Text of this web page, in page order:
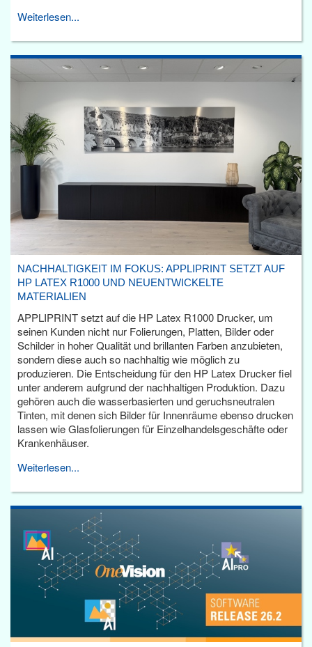
Weiterlesen...
NACHHALTIGKEIT IM FOKUS: APPLIPRINT SETZT AUF
HP LATEX R1000 UND NEUENTWICKELTE
MATERIALIEN
APPLIPRINT setzt auf die HP Latex R1000 Drucker, um
seinen Kunden nicht nur Folierungen, Platten, Bilder oder
Schilder in hoher Qualität und brillanten Farben anzubieten,
sondern diese auch so nachhaltig wie möglich zu
produzieren. Die Entscheidung für den HP Latex Drucker fiel
unter anderem aufgrund der nachhaltigen Produktion. Dazu
gehören auch die wasserbasierten und geruchsneutralen
Tinten, mit denen sich Bilder für Innenräume ebenso drucken
lassen wie Glasfolierungen für Einzelhandelsgeschäfte oder
Krankenhäuser.
Weiterlesen...